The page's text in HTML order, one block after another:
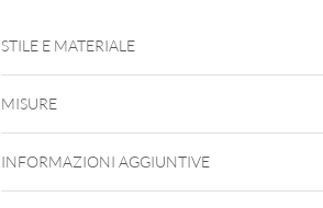
STILE E MATERIALE
Oro
Orecchio
MISURE
INFORMAZIONI AGGIUNTIVE